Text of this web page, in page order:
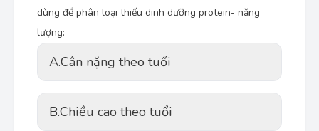
dùng để phân loại thiếu dinh dưỡng protein- năng
lượng:
A.Cân nặng theo tuổi
B.Chiều cao theo tuổi